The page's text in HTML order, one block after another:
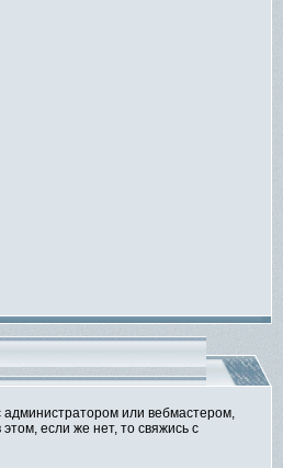
администратором или вебмастером,
если же нет, то свяжись с